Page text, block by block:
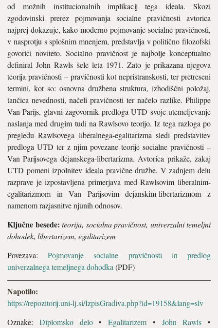
od možnih institucionalnih implikacij tega ideala. Skozi
zgodovinski prerez pojmovanja socialne pravičnosti avtorica
najprej dokazuje, kako moderno pojmovanje socialne pravičnosti,
v nasprotju s splošnim mnenjem, predstavlja v politično filozofski
govorici noviteto. Socialno pravičnost je najbolje konceptualno
definiral John Rawls šele leta 1971. Zato je prikazana njegova
teorija pravičnosti – pravičnosti kot nepristranskosti, ter pretreseni
termini, kot so: osnovna družbena struktura, izhodiščni položaj,
tančica nevednosti, načeli pravičnosti ter načelo razlike. Philippe
Van Parijs, glavni zagovornik predloga UTD svoje utemeljevanje
naslanja med drugim tudi na Rawlsovo teorijo. Iz tega razloga po
pregledu Rawlsovega liberalnega-egalitarizma sledi predstavitev
predloga UTD ter z njim povezane teorije socialne pravičnosti –
Van Parijsovega dejanskega-libertarizma. Avtorica prikaže, zakaj
UTD pomeni izpolnitev ideala pravične družbe. V zadnjem delu
razprave je izpostavljena primerjava med Rawlsovim liberalnim-
egalitarizmom in Van Parijsovim dejanskim-libertarizmom z
namenom razjasnitve njunih odnosov.
Ključne besede: teorija, socialna pravičnost, univerzalni temeljni
dohodek, libertarizem, egalitarizem
Povezava:Pojmovanje socialne pravičnosti in predlog
univerzalnega temeljnega dohodka (PDF)
Napotilo:
https://repozitorij.uni-lj.si/IzpisGradiva.php?id=19158&lang=slv
Oznake: Diplomsko delo• Egalitarizem • John Rawls •